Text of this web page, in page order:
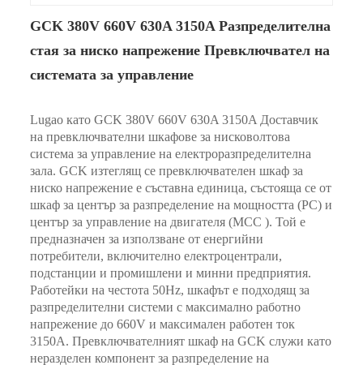
GCK 380V 660V 630A 3150A Разпределителна
стая за ниско напрежение Превключвател на
системата за управление
Lugao като GCK 380V 660V 630A 3150A Доставчик
на превключвателни шкафове за нисковолтова
система за управление на електроразпределителна
зала. GCK изтеглящ се превключвателен шкаф за
ниско напрежение е съставна единица, състояща се от
шкаф за център за разпределение на мощността (PC) и
център за управление на двигателя (MCC ). Той е
предназначен за използване от енергийни
потребители, включително електроцентрали,
подстанции и промишлени и минни предприятия.
Работейки на честота 50Hz, шкафът е подходящ за
разпределителни системи с максимално работно
напрежение до 660V и максимален работен ток
3150A. Превключвателният шкаф на GCK служи като
неразделен компонент за разпределение на